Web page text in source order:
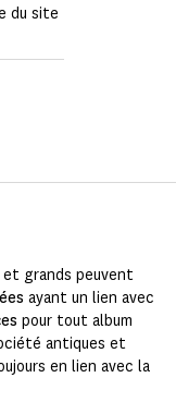
du site
grands peuvent
ayant un lien avec
pour tout album
antiques et
en lien avec la